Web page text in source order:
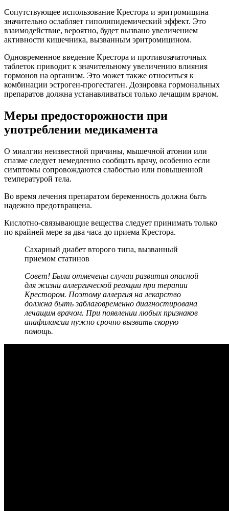
Сопутствующее использование Крестора и эритромицина
значительно ослабляет гиполипидемический эффект. Это
взаимодействие, вероятно, будет вызвано увеличением
активности кишечника, вызванным эритромицином.
Одновременное введение Крестора и противозачаточных
таблеток приводит к значительному увеличению влияния
гормонов на организм. Это может также относиться к
комбинации эстроген-прогестаген. Дозировка гормональных
препаратов должна устанавливаться только лечащим врачом.
Меры предосторожности при
употреблении медикамента
О миалгии неизвестной причины, мышечной атонии или
спазме следует немедленно сообщать врачу, особенно если
симптомы сопровождаются слабостью или повышенной
температурой тела.
Во время лечения препаратом беременность должна быть
надежно предотвращена.
Кислотно-связывающие вещества следует принимать только
по крайней мере за два часа до приема Крестора.
Сахарный диабет второго типа, вызванный
приемом статинов
Совет! Были отмечены случаи развития опасной
для жизни аллергической реакции при терапии
Крестором. Поэтому аллергия на лекарство
должна быть заблаговременно диагностирована
лечащим врачом. При появлении любых признаков
анафилаксии нужно срочно вызвать скорую
помощь.